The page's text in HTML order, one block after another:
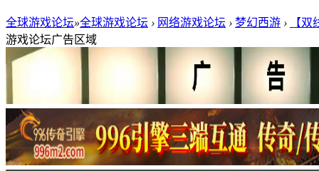
全球游戏论坛»全球游戏论坛 › 网络游戏论坛 › 梦幻西游 ›
【
游戏论坛广告区域